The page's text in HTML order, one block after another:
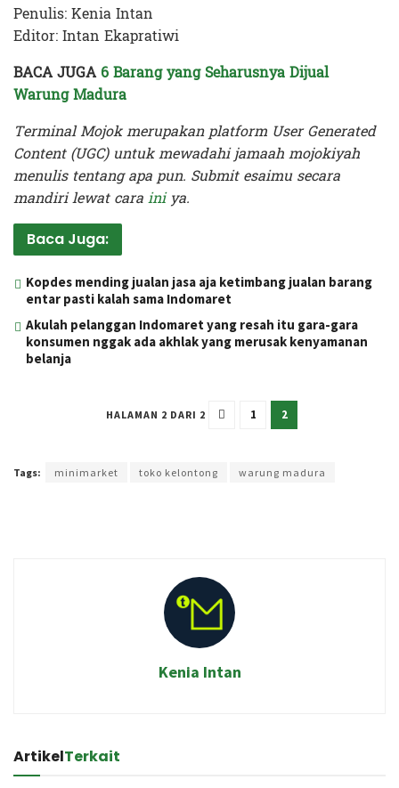
Penulis: Kenia Intan
Editor: Intan Ekapratiwi
BACA JUGA 6 Barang yang Seharusnya Dijual
Warung Madura
Terminal Mojok merupakan platform User Generated
Content (UGC) untuk mewadahi jamaah mojokiyah
menulis tentang apa pun. Submit esaimu secara
mandiri lewat carainiya.
Baca Juga:
Kopdes mending jualan jasa aja ketimbang jualan barang
entar pasti kalah sama Indomaret
Akulah pelanggan Indomaret yang resah itu gara-gara
konsumen nggak ada akhlak yang merusak kenyamanan
belanja
HALAMAN 2 DARI 2 1 2
Tags: minimarket toko kelontong warung madura
Kenia Intan
ArtikelTerkait